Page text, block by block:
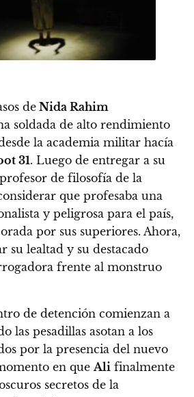
de Nida Rahim
soldada de alto rendimiento
la academia militar hacía
31. Luego de entregar a su
de filosofía de la
que profesaba una
y peligrosa para el país,
por sus superiores. Ahora,
su lealtad y su destacado
frente al monstruo
de detención comienzan a
las pesadillas asotan a los
por la presencia del nuevo
en que Ali finalmente
secretos de la